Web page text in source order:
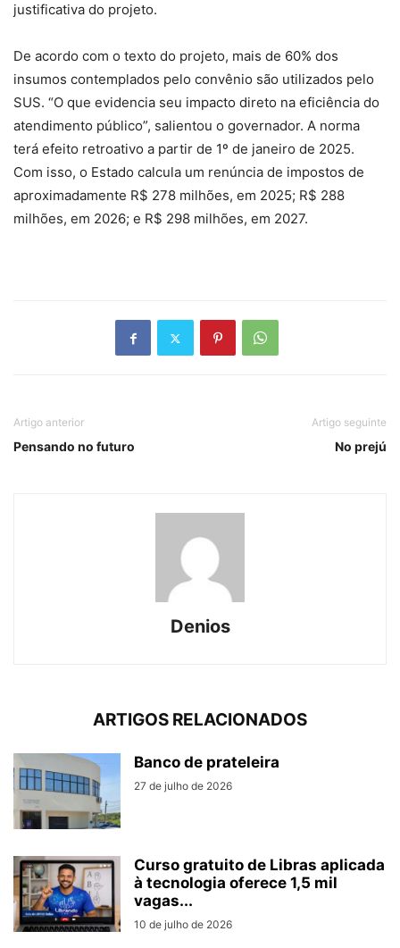
justificativa do projeto.
De acordo com o texto do projeto, mais de 60% dos
insumos contemplados pelo convênio são utilizados pelo
SUS. “O que evidencia seu impacto direto na eficiência do
atendimento público”, salientou o governador. A norma
terá efeito retroativo a partir de 1º de janeiro de 2025.
Com isso, o Estado calcula um renúncia de impostos de
aproximadamente R$ 278 milhões, em 2025; R$ 288
milhões, em 2026; e R$ 298 milhões, em 2027.
Artigo anterior
Pensando no futuro
Artigo seguinte
No prejú
Denios
ARTIGOS RELACIONADOS
Banco de prateleira
27 de julho de 2026
Curso gratuito de Libras aplicada
à tecnologia oferece 1,5 mil
vagas...
10 de julho de 2026